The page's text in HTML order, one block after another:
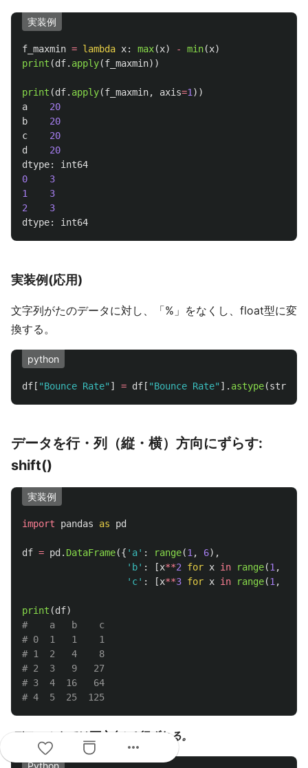
実装例
f_maxmin = lambda x: max(x) - min(x)
print (df. apply(f_maxmin))
print (df. apply(f_maxmin, axis=1))
a
20
b
20
c
20
d
20
dtype:
int64
0
3
1
3
2
3
dtype: int64
実装例(応用)
文字列がたのデータに対し、「%」をなくし、float型に変
換する。
python
df [ "Bounce Rate" ] = df [ "Bounce Rate" ]. astype(str
データを行・列（縦・横）方向にずらす:
shift()
実装例
import pandas as pd
df = pd . DataFrame({ ' a' : range(1, 6),
' b' : [x**2 for x in range(1,
' c' : [x**3 for x in range(1,
print (df)
#    a   b    c
# 0  1   1    1
# 1  2   4    8
# 2  3   9   27
# 3  4  16   64
デフォルトでは下方向に1行ずれる。
more_horiz